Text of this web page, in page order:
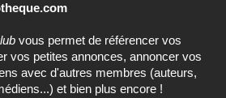
vous permet de référencer vos
vos petites annonces, annoncer vos
avec d'autres membres (auteurs,
et bien plus encore !